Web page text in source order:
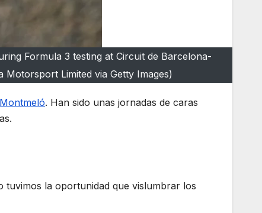
Formula 3 testing at Circuit de Barcelona-
Limited via Getty Images)
Montmeló. Han sido unas jornadas de caras
tuvimos la oportunidad que vislumbrar los